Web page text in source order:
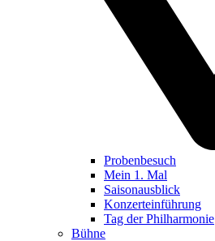
Probenbesuch
Mein 1. Mal
Saisonausblick
Konzerteinführung
Tag der Philharmonie
Bühne